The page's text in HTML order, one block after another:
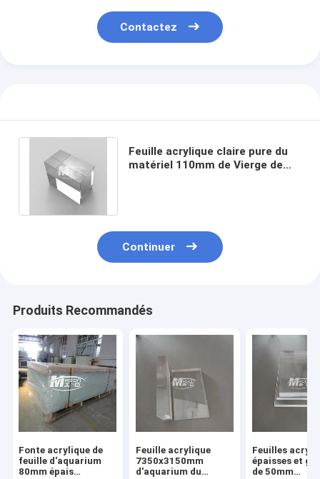
Contactez
Feuille acrylique claire pure du
matériel 110mm de Vierge de
Continuer
Produits Recommandés
Fonte acrylique de
feuille d'aquarium
80mm épais
Feuille acrylique
7350x3150mm
d'aquarium du
Feuilles
épaisses et
de 50mm